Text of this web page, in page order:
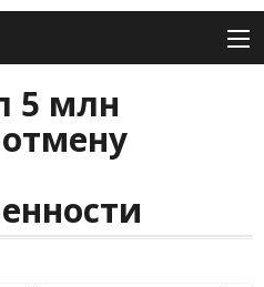
5 млн